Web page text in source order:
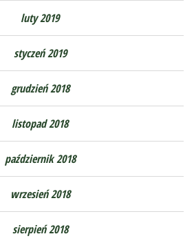
luty 2019
styczeń 2019
grudzień 2018
listopad 2018
październik 2018
wrzesień 2018
sierpień 2018